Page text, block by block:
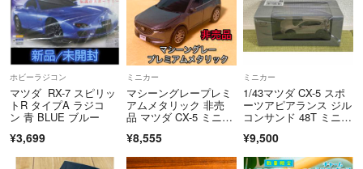
ホビーラジコン
マツダ RX-7 スピリッ
トR タイプA ラジコ
ン 青 BLUE ブルー
¥3,699
ミニカー
マシーングレープレミ
アムメタリック 非売
品 マツダ CX-5 ミニカ
¥8,555
ミニカー
1/43マツダ CX-5 スポ
ーツアピアランス ジル
コンサンド 48T ミニカ
¥9,500